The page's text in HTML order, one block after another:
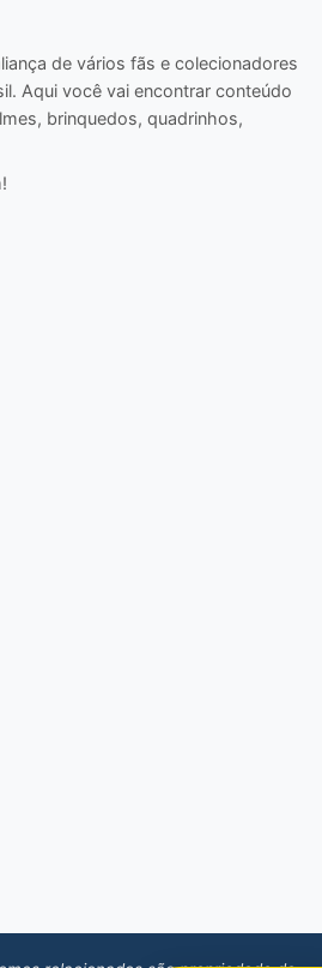
de vários fãs e colecionadores
Aqui você vai encontrar conteúdo
brinquedos, quadrinhos,